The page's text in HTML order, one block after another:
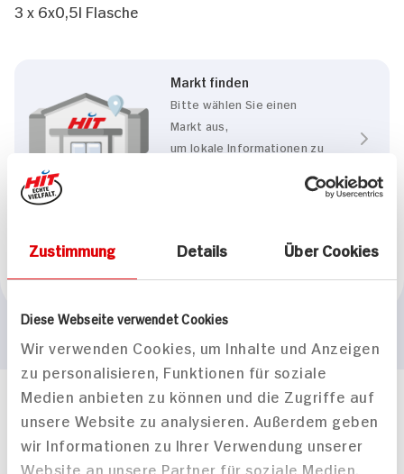
Zustimmung Details Über Cookies
Diese Webseite verwendet Cookies
Wir verwenden Cookies, um Inhalte und Anzeigen
zu personalisieren, Funktionen für soziale
Medien anbieten zu können und die Zugriffe auf
unsere Website zu analysieren. Außerdem geben
wir Informationen zu Ihrer Verwendung unserer
Website an unsere Partner für soziale Medien,
3 x 6x0,5l Flasche
Markt finden
Bitte wählen Sie einen
Markt aus,
um lokale Informationen zu
Mehr Informationen in unserem FAQ
kontakt
hit.de